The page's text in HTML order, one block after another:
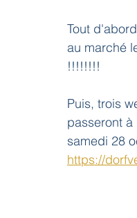
Tout
au marché
!!!!!!!!
Puis, trois
passeront
samedi 28
https://